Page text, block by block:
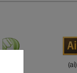
(ai)